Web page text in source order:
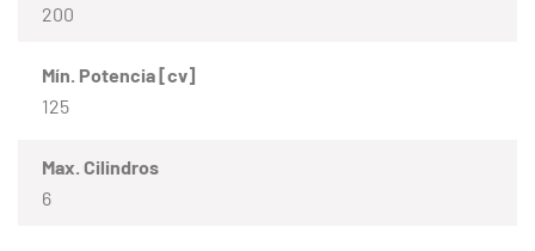
200
Mín. Potencia [cv]
125
Max. Cilindros
6